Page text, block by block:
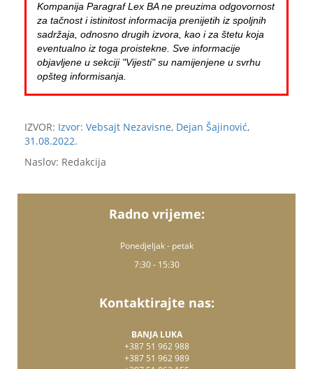
Kompanija Paragraf Lex BA ne preuzima odgovornost
za tačnost i istinitost informacija prenijetih iz spoljnih
sadržaja, odnosno drugih izvora, kao i za štetu koja
eventualno iz toga proistekne. Sve informacije
objavljene u sekciji "Vijesti" su namijenjene u svrhu
opšteg informisanja.
IZVOR: Izvor: Vebsajt Nezavisne, Dejan Šajinović,
31.08.2022.
Naslov: Redakcija
Radno vrijeme:
Ponedjeljak - petak
7:30 - 15:30
Kontaktirajte nas:
BANJA LUKA
+387 51 962 988
+387 51 962 989